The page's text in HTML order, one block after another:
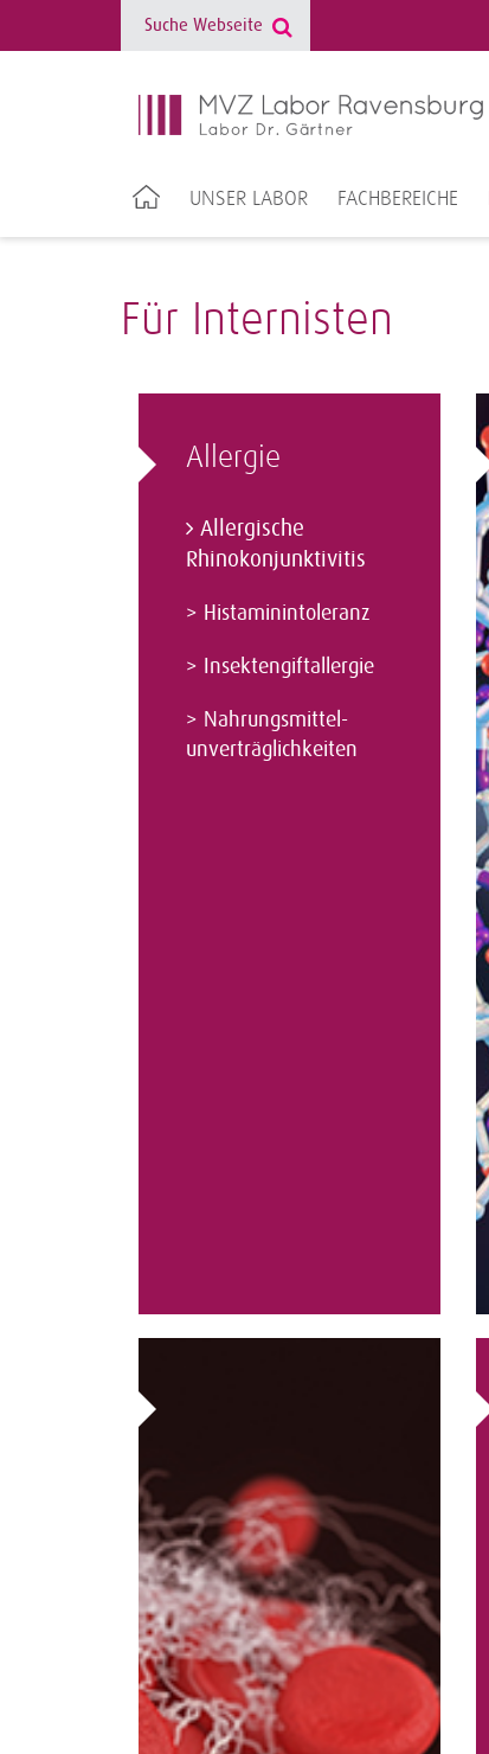
UNSER LABOR FACHBEREICHE
Für Internisten
Allergie
Allergische
Rhinokonjunktivitis
> Histaminintoleranz
> Insektengiftallergie
> Nahrungsmittel-
unverträglichkeiten